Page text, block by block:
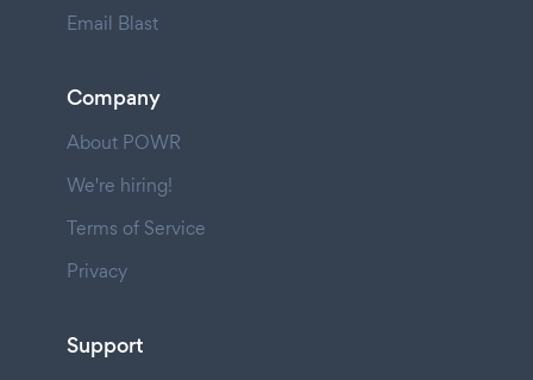
Email Blast
Company
About POWR
We're hiring!
Terms of Service
Privacy
Support